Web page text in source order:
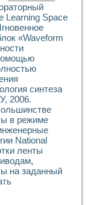
Learning Space
«Waveform
синтеза
2006.
в режиме
National
ленты
на заданный